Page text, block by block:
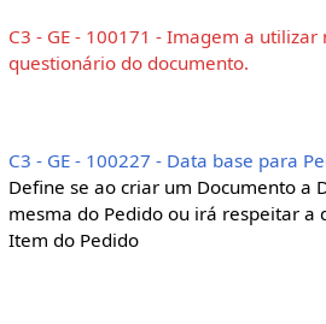
C3 - GE - 100171 - Imagem a
questionário do documento.
C3 - GE - 100227 - Data base para
Define se ao criar um Documento a
mesma do Pedido ou irá respeitar a
Item do Pedido